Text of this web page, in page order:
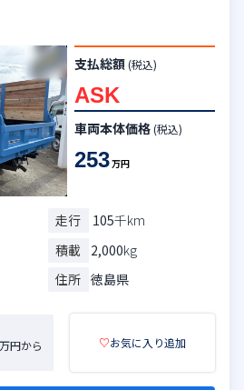
支払総額 (税込)
ASK
車両本体価格 (税込)
253万円
走行 105千km
積載 2,000kg
住所 徳島県
万円から ♡お気に入り追加